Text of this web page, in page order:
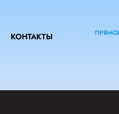
КОНТАКТЫ